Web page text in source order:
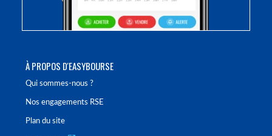
À PROPOS D'EASYBOURSE
Qui sommes-nous ?
Nos engagements RSE
Plan du site